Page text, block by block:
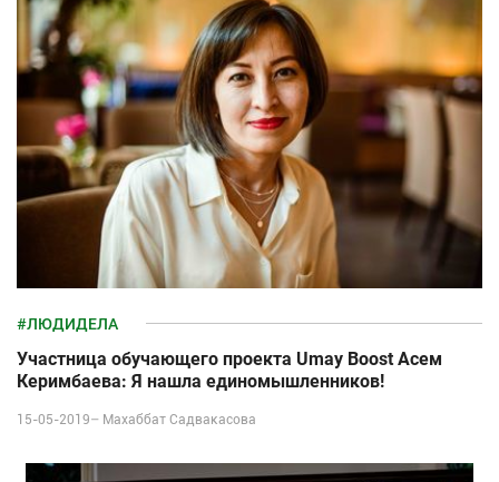
#ЛЮДИДЕЛА
Участница обучающего проекта Umay Boost Асем
Керимбаева: Я нашла единомышленников!
15-05-2019– Махаббат Садвакасова